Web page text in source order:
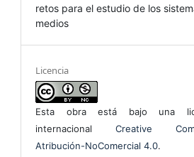
retos para el estudio de los
medios
Licencia
Esta obra está bajo una
internacional Creative
Atribución-NoComercial 4.0.